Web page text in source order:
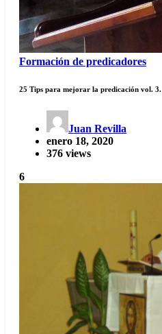
Formación de predicadores
25 Tips para mejorar la predicación vol. 3.
Juan Revilla
enero 18, 2020
376 views
6